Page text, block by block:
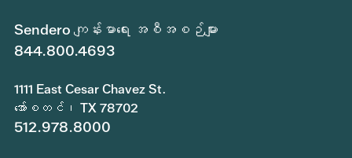
Sendero ကျန်းမာရေး အစီအစဉ်များ
844.800.4693
1111 East Cesar Chavez St.
အော်စတင်၊ TX 78702
512.978.8000